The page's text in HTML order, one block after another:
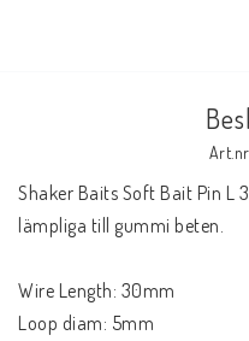
Shaker Baits Soft Bait Pin L
lämpliga till gummi beten.
Wire Length: 30mm
Loop diam: 5mm